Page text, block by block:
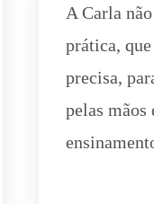
A Carla
prática,
precisa,
pelas mãos